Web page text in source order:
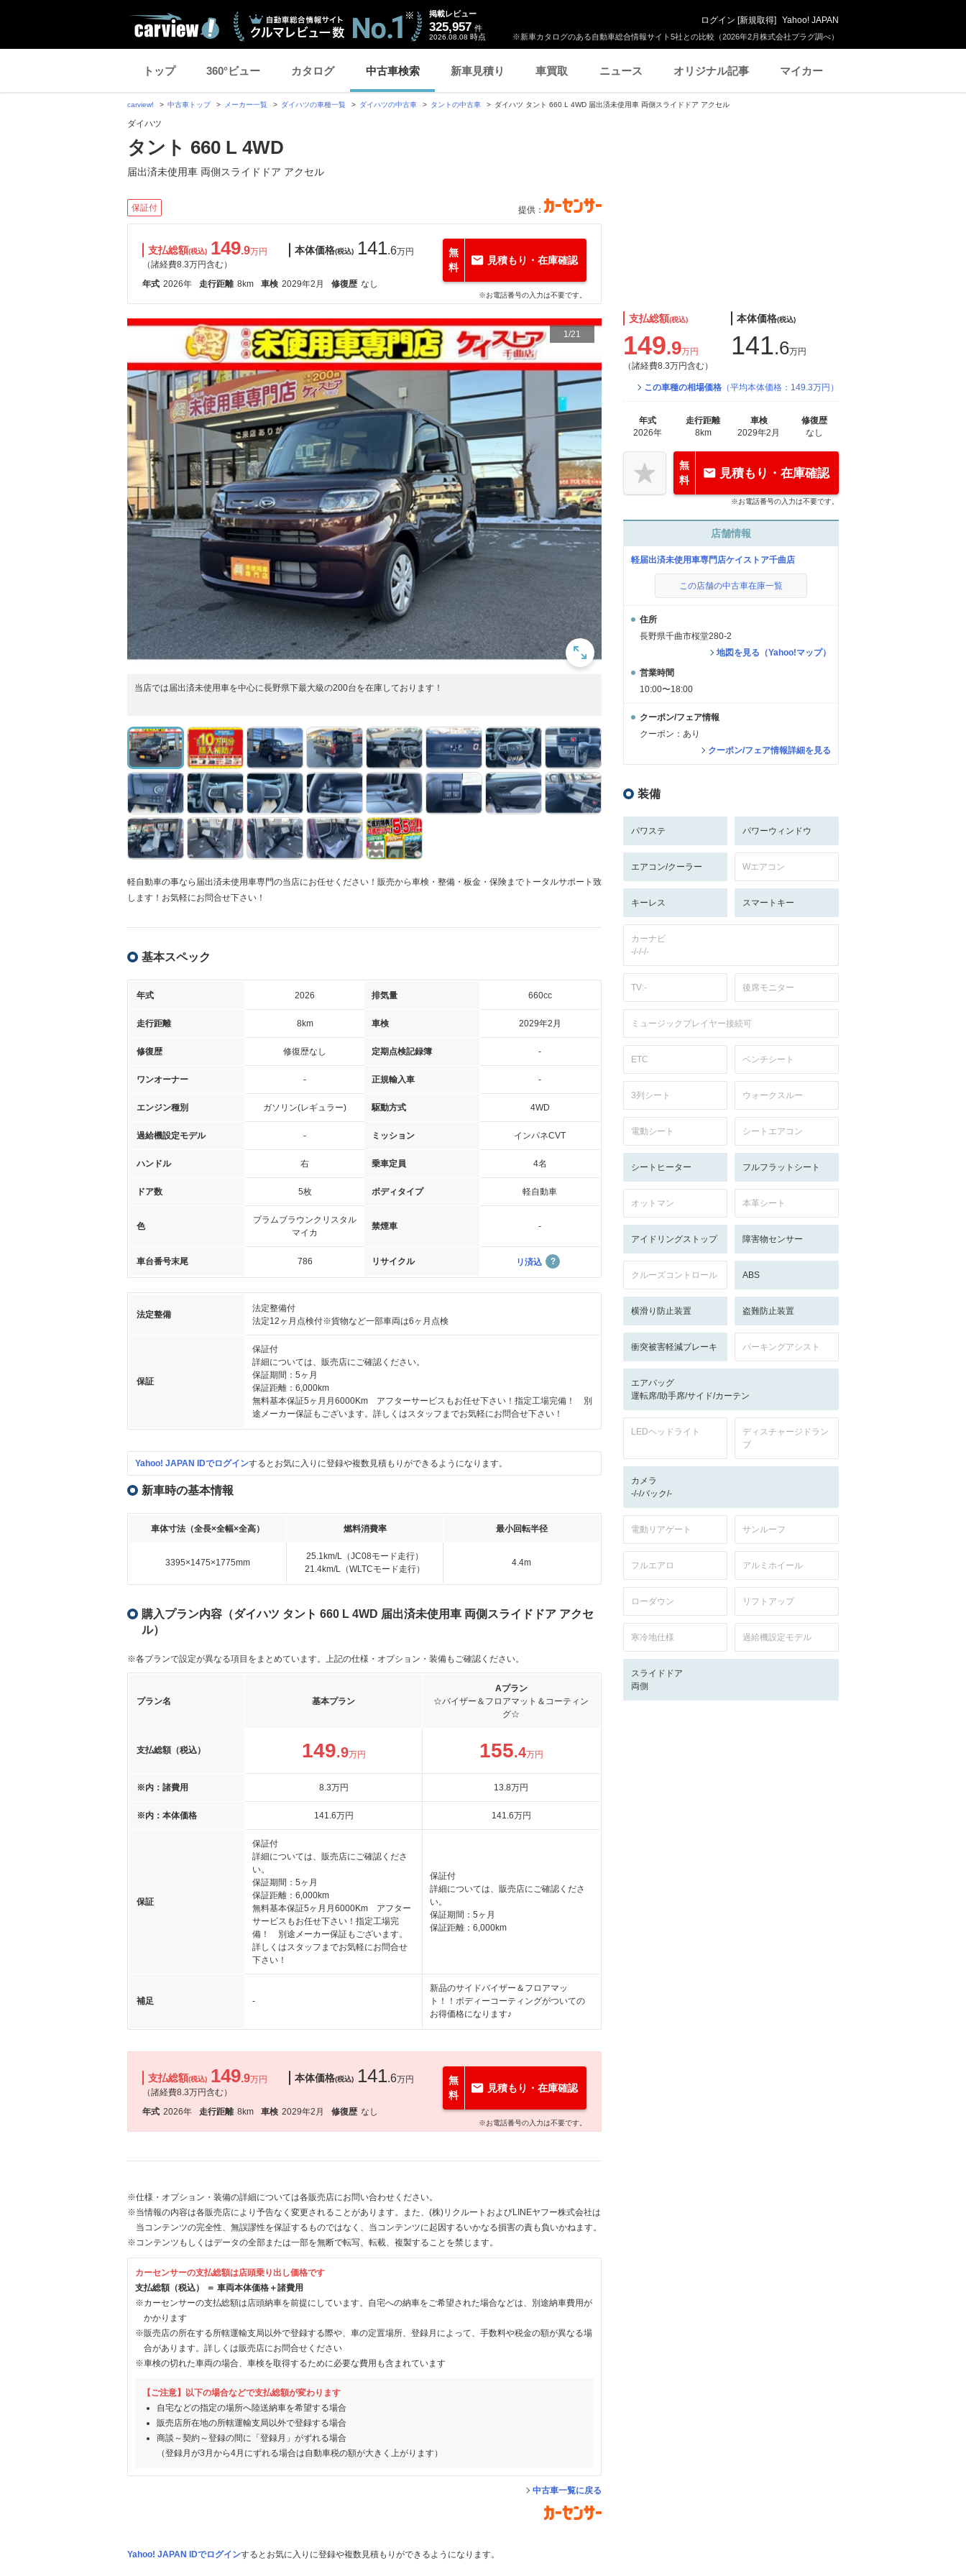
※新車カタログのある自動車総合情報サイト5社との比較（2026年2月株式会社プラグ調べ）
掲載レビュー
325,957 件
2026.08.08 時点
ログイン [新規取得] Yahoo! JAPAN
トップ 360°ビュー カタログ 中古車検索 新車見積り 車買取 ニュース オリジナル記事 マイカー
carview! 中古車トップ メーカー一覧 ダイハツの車種一覧 ダイハツの中古車 タントの中古車 ダイハツ タント 660 L 4WD 届出済未使用車 両側スライドドア アクセル
ダイハツ
タント 660 L 4WD
届出済未使用車 両側スライドドア アクセル
保証付 提供：
支払総額(税込) 149.9万円
（諸経費8.3万円含む）
本体価格(税込) 141.6万円
年式 2026年 走行距離 8km 車検 2029年2月 修復歴 なし
無
料
見積もり・在庫確認
※お電話番号の入力は不要です。
1/21
当店では届出済未使用車を中心に長野県下最大級の200台を在庫しております！
軽自動車の事なら届出済未使用車専門の当店にお任せください！販売から車検・整備・板金・保険までトータルサポート致
します！お気軽にお問合せ下さい！
基本スペック
年式 2026 排気量 660cc
走行距離 8km 車検 2029年2月
修復歴 修復歴なし 定期点検記録簿 -
ワンオーナー - 正規輸入車 -
エンジン種別 ガソリン(レギュラー) 駆動方式 4WD
過給機設定モデル - ミッション インパネCVT
ハンドル 右 乗車定員 4名
ドア数 5枚 ボディタイプ 軽自動車
色
プラムブラウンクリスタル
マイカ
禁煙車 -
車台番号末尾 786 リサイクル リ済込
法定整備
法定整備付
法定12ヶ月点検付※貨物など一部車両は6ヶ月点検
保証
保証付
詳細については、販売店にご確認ください。
保証期間：5ヶ月
保証距離：6,000km
無料基本保証5ヶ月月6000Km アフターサービスもお任せ下さい！指定工場完備！ 別
途メーカー保証もございます。詳しくはスタッフまでお気軽にお問合せ下さい！
Yahoo! JAPAN IDでログインするとお気に入りに登録や複数見積もりができるようになります。
新車時の基本情報
車体寸法（全長×全幅×全高） 燃料消費率 最小回転半径
3395×1475×1775mm
25.1km/L（JC08モード走行）
21.4km/L（WLTCモード走行）
4.4m
購入プラン内容（ダイハツ タント 660 L 4WD 届出済未使用車 両側スライドドア アクセ
ル）
※各プランで設定が異なる項目をまとめています。上記の仕様・オプション・装備もご確認ください。
プラン名 基本プラン
Aプラン
☆バイザー＆フロアマット＆コーティン
グ☆
支払総額（税込） 149.9万円 155.4万円
※内：諸費用 8.3万円 13.8万円
※内：本体価格 141.6万円 141.6万円
保証
保証付
詳細については、販売店にご確認くださ
い。
保証期間：5ヶ月
保証距離：6,000km
無料基本保証5ヶ月月6000Km アフター
サービスもお任せ下さい！指定工場完
備！ 別途メーカー保証もございます。
詳しくはスタッフまでお気軽にお問合せ
下さい！
保証付
詳細については、販売店にご確認くださ
い。
保証期間：5ヶ月
保証距離：6,000km
補足 -
新品のサイドバイザー＆フロアマッ
ト！！ボディーコーティングがついての
お得価格になります♪
支払総額(税込) 149.9万円
（諸経費8.3万円含む）
本体価格(税込) 141.6万円
年式 2026年 走行距離 8km 車検 2029年2月 修復歴 なし
無
料
見積もり・在庫確認
※お電話番号の入力は不要です。
※仕様・オプション・装備の詳細については各販売店にお問い合わせください。
※当情報の内容は各販売店により予告なく変更されることがあります。また、(株)リクルートおよびLINEヤフー株式会社は
当コンテンツの完全性、無誤謬性を保証するものではなく、当コンテンツに起因するいかなる損害の責も負いかねます。
※コンテンツもしくはデータの全部または一部を無断で転写、転載、複製することを禁じます。
カーセンサーの支払総額は店頭乗り出し価格です
支払総額（税込） ＝ 車両本体価格＋諸費用
※カーセンサーの支払総額は店頭納車を前提にしています。自宅への納車をご希望された場合などは、別途納車費用が
かかります
※販売店の所在する所轄運輸支局以外で登録する際や、車の定置場所、登録月によって、手数料や税金の額が異なる場
合があります。詳しくは販売店にお問合せください
※車検の切れた車両の場合、車検を取得するために必要な費用も含まれています
【ご注意】以下の場合などで支払総額が変わります
自宅などの指定の場所へ陸送納車を希望する場合
販売店所在地の所轄運輸支局以外で登録する場合
商談～契約～登録の間に「登録月」がずれる場合
（登録月が3月から4月にずれる場合は自動車税の額が大きく上がります）
中古車一覧に戻る
Yahoo! JAPAN IDでログインするとお気に入りに登録や複数見積もりができるようになります。
支払総額(税込)
149.9万円
（諸経費8.3万円含む）
本体価格(税込)
141.6万円
この車種の相場価格 （平均本体価格：149.3万円）
年式
2026年
走行距離
8km
車検
2029年2月
修復歴
なし
無
料
見積もり・在庫確認
※お電話番号の入力は不要です。
店舗情報
軽届出済未使用車専門店ケイストア千曲店
この店舗の中古車在庫一覧
住所
長野県千曲市桜堂280-2
地図を見る（Yahoo!マップ）
営業時間
10:00〜18:00
クーポン/フェア情報
クーポン：あり
クーポン/フェア情報詳細を見る
装備
パワステ パワーウィンドウ
エアコン/クーラー Wエアコン
キーレス スマートキー
カーナビ
-/-/-/-
TV:- 後席モニター
ミュージックプレイヤー接続可
ETC ベンチシート
3列シート ウォークスルー
電動シート シートエアコン
シートヒーター フルフラットシート
オットマン 本革シート
アイドリングストップ 障害物センサー
クルーズコントロール ABS
横滑り防止装置 盗難防止装置
衝突被害軽減ブレーキ パーキングアシスト
エアバッグ
運転席/助手席/サイド/カーテン
LEDヘッドライト
ディスチャージドラン
プ
カメラ
-/-/バック/-
電動リアゲート サンルーフ
フルエアロ アルミホイール
ローダウン リフトアップ
寒冷地仕様 過給機設定モデル
スライドドア
両側